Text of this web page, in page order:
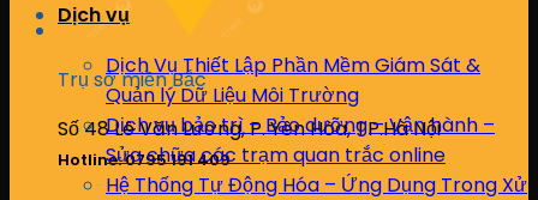
Trụ sở miền Bắc
Số 48 Lê Văn Lương, P. Yên Hòa, TP.Hà Nội
Hotline: 0795 191 409
Dịch vụ
Dịch Vụ Thiết Lập Phần Mềm Giám Sát &
Quản lý Dữ Liệu Môi Trường
Dịch vụ bảo trì – Bảo dưỡng – Vận hành –
Sửa chữa các trạm quan trắc online
Hệ Thống Tự Động Hóa – Ứng Dụng Trong Xử